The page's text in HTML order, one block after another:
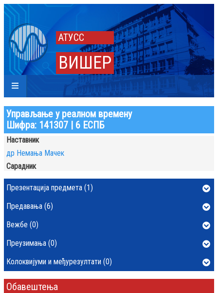
АТУСС
ВИШЕР
Управљање у реалном времену
Шифра: 141307 | 6 ЕСПБ
Наставник
др Немања Мачек
Сарадник
Презентација предмета (1)
Предавања (6)
Вежбе (0)
Преузимања (0)
Колоквијуми и међурезултати (0)
Обавештења